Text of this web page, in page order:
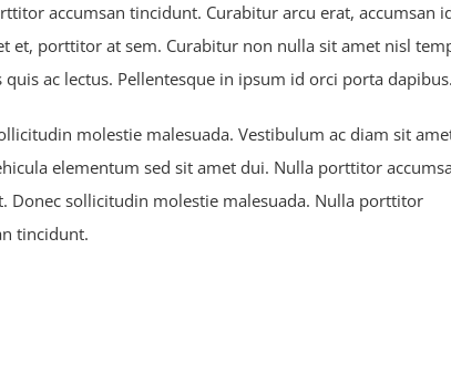
accumsan tincidunt. Curabitur arcu erat, accumsan
et, porttitor at sem. Curabitur non nulla sit amet nisl
quis ac lectus. Pellentesque in ipsum id orci porta dapibus.
molestie malesuada. Vestibulum ac diam sit
elementum sed sit amet dui. Nulla porttitor
Donec sollicitudin molestie malesuada. Nulla porttitor
tincidunt.